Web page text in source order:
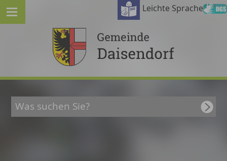
Leichte Sprache